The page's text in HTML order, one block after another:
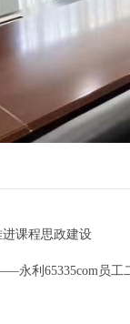
进课程思政建设
永利65335com员